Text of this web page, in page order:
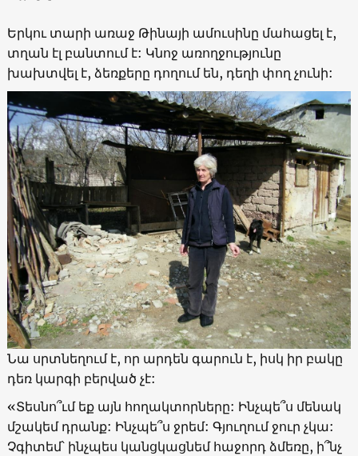
Երկու տարի առաջ Թինայի ամուսինը մահացել է,
տղան էլ բանտում է: Կնոջ առողջությունը
խախտվել է, ձեռքերը դողում են, դեղի փող չունի:
Նա սրտնեղում է, որ արդեն գարուն է, իսկ իր բակը
դեռ կարգի բերված չէ:
«Տեսնո՞ւմ եք այն հողակտորները: Ինչպե՞ս մենակ
մշակեմ դրանք: Ինչպե՞ս ջրեմ: Գյուղում ջուր չկա:
Չգիտեմ՝ ինչպես կանցկացնեմ հաջորդ ձմեռը, ի՞նչ